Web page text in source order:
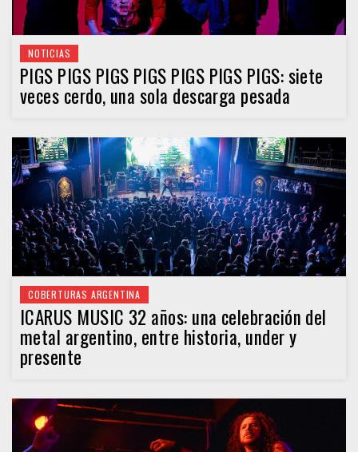
NOTICIAS
PIGS PIGS PIGS PIGS PIGS PIGS PIGS: siete
veces cerdo, una sola descarga pesada
COBERTURAS ARGENTINA
ICARUS MUSIC 32 años: una celebración del
metal argentino, entre historia, under y
presente